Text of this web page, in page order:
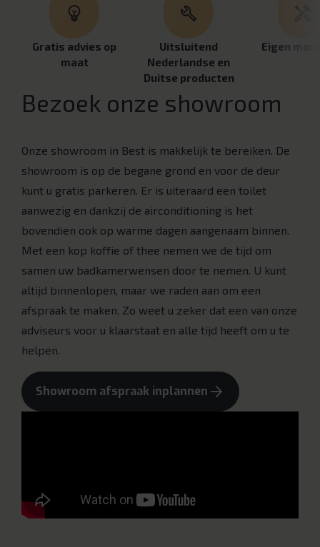
Gratis advies op
maat
Uitsluitend
Nederlandse en
Duitse producten
Eigen
Bezoek onze showroom
Onze showroom in Best is makkelijk te bereiken. De
showroom is op de begane grond en voor de deur
kunt u gratis parkeren. Er is uiteraard een toilet
aanwezig en dankzij de airconditioning is het
bovendien ook op warme dagen aangenaam binnen.
Met een kop koffie of thee nemen we de tijd om
samen uw badkamerwensen door te nemen. U kunt
altijd binnenlopen, maar we raden aan om een
afspraak te maken. Zo weet u zeker dat een van onze
adviseurs voor u klaarstaat en alle tijd heeft om u te
helpen.
Showroom afspraak inplannen